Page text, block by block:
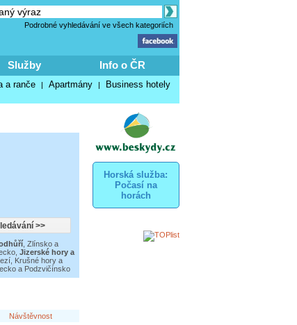
Podrobné vyhledávání ve všech kategoriích
Služby Info o ČR
a ranče | Apartmány | Business hotely
Horská služba:
Počasí na
horách
, Zlínsko a
, Jizerské hory a
, Krušné hory a
a Podzvičínsko
Návštěvnost